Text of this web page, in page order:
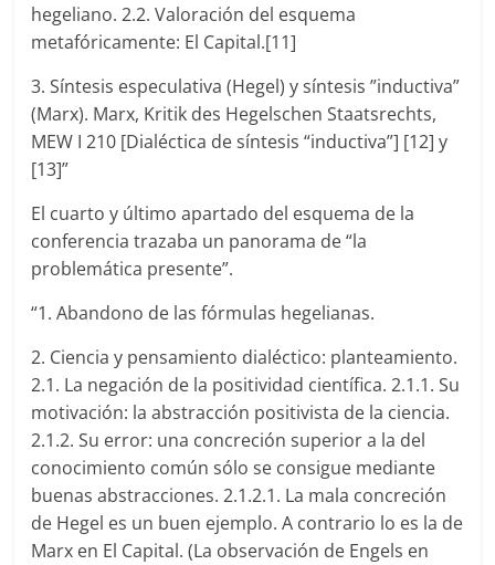
hegeliano. 2.2. Valoración del esquema
metafóricamente: El Capital.[11]
3. Síntesis especulativa (Hegel) y síntesis ”inductiva”
(Marx). Marx, Kritik des Hegelschen Staatsrechts,
MEW I 210 [Dialéctica de síntesis “inductiva”] [12] y
[13]”
El cuarto y último apartado del esquema de la
conferencia trazaba un panorama de “la
problemática presente”.
“1. Abandono de las fórmulas hegelianas.
2. Ciencia y pensamiento dialéctico: planteamiento.
2.1. La negación de la positividad científica. 2.1.1. Su
motivación: la abstracción positivista de la ciencia.
2.1.2. Su error: una concreción superior a la del
conocimiento común sólo se consigue mediante
buenas abstracciones. 2.1.2.1. La mala concreción
de Hegel es un buen ejemplo. A contrario lo es la de
Marx en El Capital. (La observación de Engels en